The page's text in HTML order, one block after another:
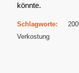
könnte.
Schlagworte:
Verkostung